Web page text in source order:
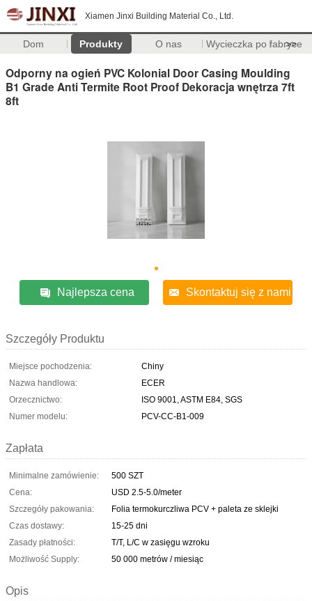
Xiamen Jinxi Building Material Co., Ltd.
Dom Produkty O nas Wycieczka po fabryce
>>
Odporny na ogień PVC Kolonial Door Casing Moulding
B1 Grade Anti Termite Root Proof Dekoracja wnętrza 7ft
8ft
Najlepsza cena Skontaktuj się z nami
Szczegóły Produktu
Miejsce pochodzenia:
Chiny
Nazwa handlowa:
ECER
Orzecznictwo:
ISO 9001, ASTM E84, SGS
Numer modelu:
PCV-CC-B1-009
Zapłata
Minimalne zamówienie:
500 SZT
Cena:
USD 2.5-5.0/meter
Szczegóły pakowania:
Folia termokurczliwa PCV + paleta ze sklejki
Czas dostawy:
15-25 dni
Zasady płatności:
T/T, L/C w zasięgu wzroku
Możliwość Supply:
50 000 metrów / miesiąc
Opis